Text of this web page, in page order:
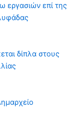
εργασιών επί της
δίπλα στους